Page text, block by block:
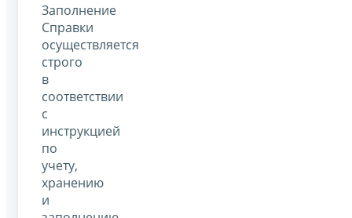
Заполнение
Справки
осуществляется
строго
в
соответствии
с
инструкцией
по
учету,
хранению
и